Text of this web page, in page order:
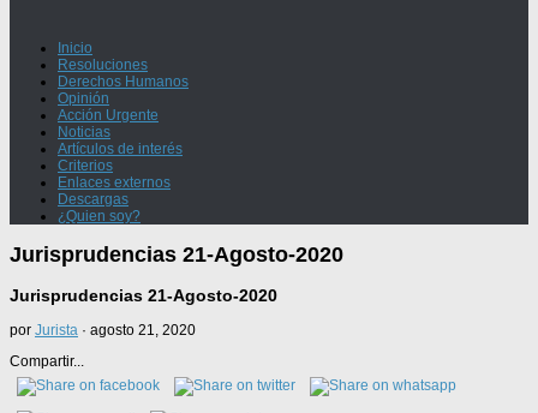
Inicio
Resoluciones
Derechos Humanos
Opinión
Acción Urgente
Noticias
Artículos de interés
Criterios
Enlaces externos
Descargas
¿Quien soy?
Jurisprudencias 21-Agosto-2020
Jurisprudencias 21-Agosto-2020
por Jurista · agosto 21, 2020
Compartir...